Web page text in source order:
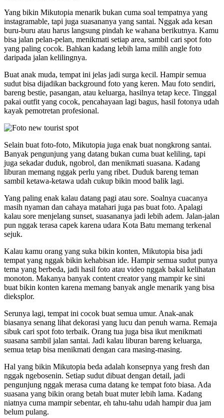
Yang bikin Mikutopia menarik bukan cuma soal tempatnya yang
instagramable, tapi juga suasananya yang santai. Nggak ada kesan
buru-buru atau harus langsung pindah ke wahana berikutnya. Kamu
bisa jalan pelan-pelan, menikmati setiap area, sambil cari spot foto
yang paling cocok. Bahkan kadang lebih lama milih angle foto
daripada jalan kelilingnya.
Buat anak muda, tempat ini jelas jadi surga kecil. Hampir semua
sudut bisa dijadikan background foto yang keren. Mau foto sendiri,
bareng bestie, pasangan, atau keluarga, hasilnya tetap kece. Tinggal
pakai outfit yang cocok, pencahayaan lagi bagus, hasil fotonya udah
kayak pemotretan profesional.
Selain buat foto-foto, Mikutopia juga enak buat nongkrong santai.
Banyak pengunjung yang datang bukan cuma buat keliling, tapi
juga sekadar duduk, ngobrol, dan menikmati suasana. Kadang
liburan memang nggak perlu yang ribet. Duduk bareng teman
sambil ketawa-ketawa udah cukup bikin mood balik lagi.
Yang paling enak kalau datang pagi atau sore. Soalnya cuacanya
masih nyaman dan cahaya matahari juga pas buat foto. Apalagi
kalau sore menjelang sunset, suasananya jadi lebih adem. Jalan-jalan
pun nggak terasa capek karena udara Kota Batu memang terkenal
sejuk.
Kalau kamu orang yang suka bikin konten, Mikutopia bisa jadi
tempat yang nggak bikin kehabisan ide. Hampir semua sudut punya
tema yang berbeda, jadi hasil foto atau video nggak bakal kelihatan
monoton. Makanya banyak content creator yang mampir ke sini
buat bikin konten karena memang banyak angle menarik yang bisa
dieksplor.
Serunya lagi, tempat ini cocok buat semua umur. Anak-anak
biasanya senang lihat dekorasi yang lucu dan penuh warna. Remaja
sibuk cari spot foto terbaik. Orang tua juga bisa ikut menikmati
suasana sambil jalan santai. Jadi kalau liburan bareng keluarga,
semua tetap bisa menikmati dengan cara masing-masing.
Hal yang bikin Mikutopia beda adalah konsepnya yang fresh dan
nggak ngebosenin. Setiap sudut dibuat dengan detail, jadi
pengunjung nggak merasa cuma datang ke tempat foto biasa. Ada
suasana yang bikin orang betah buat muter lebih lama. Kadang
niatnya cuma mampir sebentar, eh tahu-tahu udah hampir dua jam
belum pulang.